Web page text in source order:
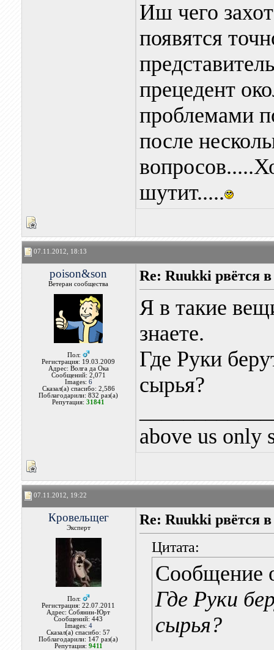
Иш чего
появятся
прецедент
проблемами
после
шутит.....
07.11.2012, 18:13
poison&son
Ветеран сообщества
Пол:
Регистрация: 19.03.2009
Адрес: Волга да Ока
Сообщений: 2,071
Images: 6
Сказал(а) спасибо: 2,586
Поблагодарили: 832 раз(а)
Репутация:31841
Re: Ruukki рвётся
Я в такие
знаете.
Где Руки
сырья?
above us only
07.11.2012, 19:22
Кровельщег
Эксперт
Пол:
Регистрация: 22.07.2011
Адрес: Собянин-Юрт
Сообщений: 443
Images: 4
Сказал(а) спасибо: 57
Поблагодарили: 147 раз(а)
Репутация: 9411
Re: Ruukki рвётся
Цитата:
Сообщение
Где Руки
сырья?